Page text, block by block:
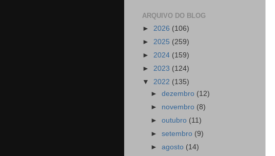
ARQUIVO DO BLOG
► 2026 (106)
► 2025 (259)
► 2024 (159)
► 2023 (124)
▼ 2022 (135)
►dezembro (12)
► novembro (8)
►outubro (11)
►setembro (9)
►agosto (14)